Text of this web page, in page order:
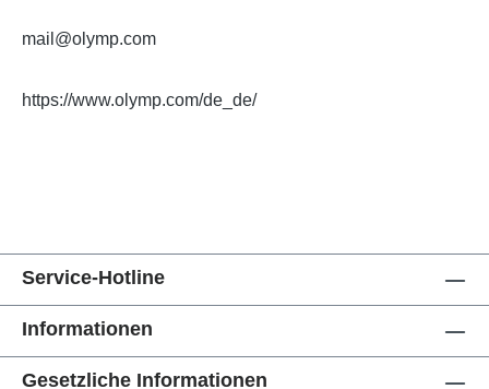
mail@olymp.com
https://www.olymp.com/de_de/
Service-Hotline
Informationen
Gesetzliche Informationen